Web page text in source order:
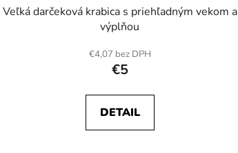
Veľká darčeková krabica s priehľadným vekom a
výplňou
€4,07 bez DPH
€5
DETAIL